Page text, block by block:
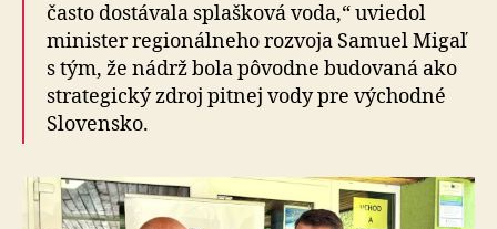
často dostávala splašková voda,“ uviedol
minister regionálneho rozvoja Samuel Migaľ
s tým, že nádrž bola pôvodne budovaná ako
strategický zdroj pitnej vody pre východné
Slovensko.